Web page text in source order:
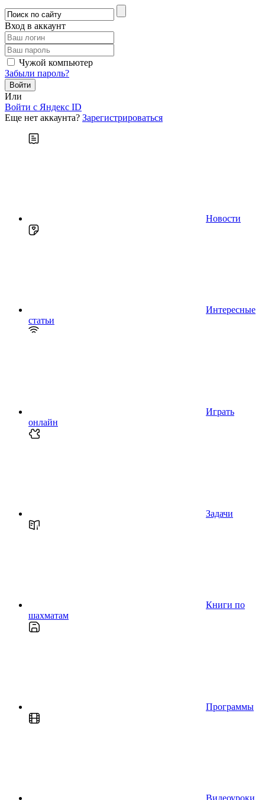
Вход в аккаунт
Чужой компьютер
Забыли пароль?
Или
Войти c Яндекс ID
Еще нет аккаунта? Зарегистрироваться
Новости
Интересные
статьи
Играть
онлайн
Задачи
Книги по
шахматам
Программы
Видеоуроки